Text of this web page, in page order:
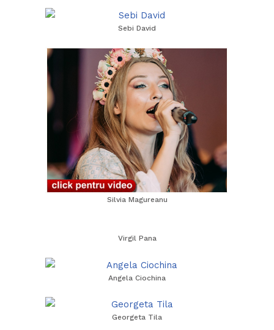
Sebi David
Silvia Magureanu
Virgil Pana
Angela Ciochina
Georgeta Tila